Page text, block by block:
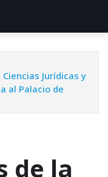
Jurídicas y
al Palacio de
de la